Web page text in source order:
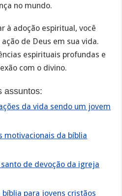
no mundo.
à adoção espiritual, você
de Deus em sua vida.
espirituais profundas e
com o divino.
assuntos:
da vida sendo um jovem
motivacionais da bíblia
de devoção da igreja
para jovens cristãos